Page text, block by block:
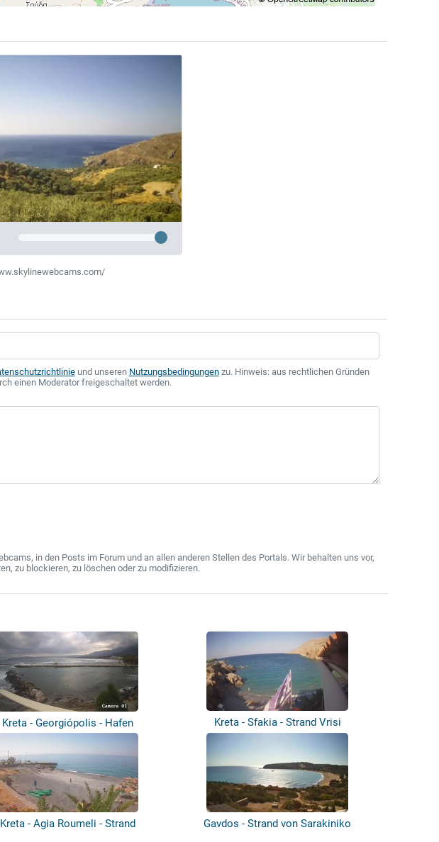
und unseren Nutzungsbedingungenzu. Hinweis: aus rechtlichen Gründen
einen Moderator freigeschaltet werden.
in den Posts im Forum und an allen anderen Stellen des Portals. Wir behalten uns vor,
zu blockieren, zu löschen oder zu modifizieren.
Kreta - Georgiópolis - Hafen Kreta - Sfakia - Strand Vrisi
Kreta - Agia Roumeli - Strand Gavdos - Strand von Sarakiniko